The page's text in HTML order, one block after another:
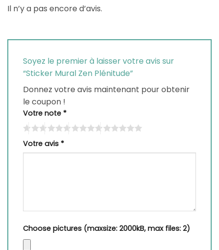
sur
Il n’y a pas encore d’avis.
Soyez le premier à laisser votre avis sur
“Sticker Mural Zen Plénitude”
Donnez votre avis maintenant pour obtenir
le coupon !
Votre note *
Votre avis *
Choose pictures (maxsize: 2000kB, max files: 2)